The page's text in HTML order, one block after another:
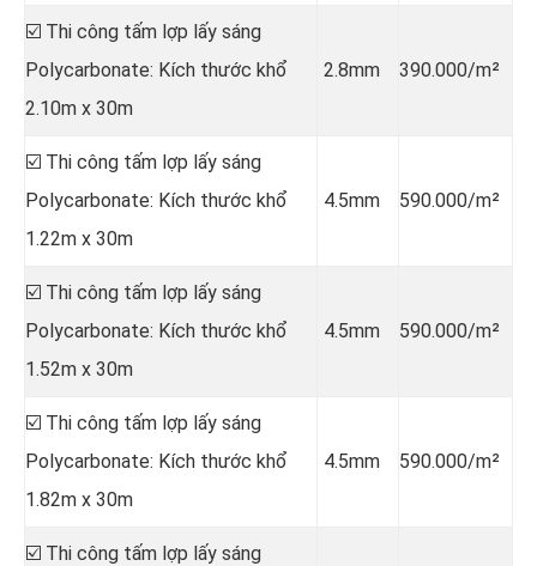
☑️ Thi công tấm lợp lấy sáng
Polycarbonate: Kích thước khổ
2.10m x 30m
2.8mm 390.000/m²
☑️ Thi công tấm lợp lấy sáng
Polycarbonate: Kích thước khổ
1.22m x 30m
4.5mm 590.000/m²
☑️ Thi công tấm lợp lấy sáng
Polycarbonate: Kích thước khổ
1.52m x 30m
4.5mm 590.000/m²
☑️ Thi công tấm lợp lấy sáng
Polycarbonate: Kích thước khổ
1.82m x 30m
4.5mm 590.000/m²
☑️ Thi công tấm lợp lấy sáng